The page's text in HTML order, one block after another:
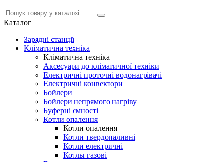
Каталог
Зарядні станції
Кліматична техніка
Кліматична техніка
Аксесуари до кліматичної техніки
Електричні проточні водонагрівачі
Електричні конвектори
Бойлери
Бойлери непрямого нагріву
Буферні ємності
Котли опалення
Котли опалення
Котли твердопаливні
Котли електричні
Котлы газові